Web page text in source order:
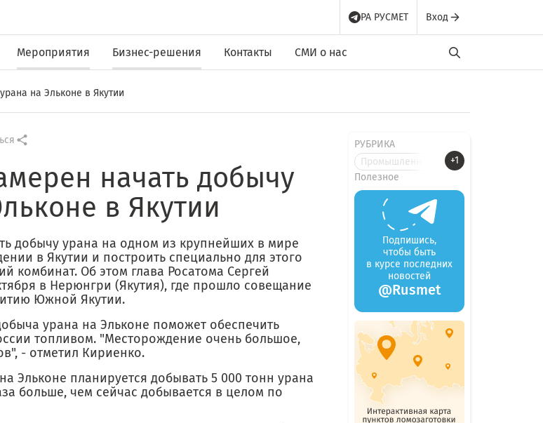
РА РУСМЕТ Вход
Мероприятия Бизнес-решения Контакты СМИ о нас
на Эльконе в Якутии
начать добычу
в Якутии
добычу урана на одном из крупнейших в мире
в Якутии и построить специально для этого
комбинат. Об этом глава Росатома Сергей
в Нерюнгри (Якутия), где прошло совещание
Южной Якутии.
урана на Эльконе поможет обеспечить
топливом. "Месторождение очень большое,
- отметил Кириенко.
Эльконе планируется добывать 5 000 тонн урана
больше, чем сейчас добывается в целом по
РУБРИКА
Промышленные новости
+1
Полезное
Подпишись,
чтобы быть
в курсе последних
новостей
@Rusmet